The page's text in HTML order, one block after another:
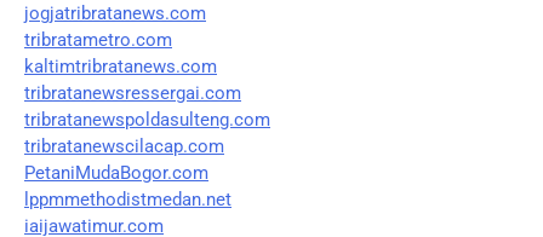
jogjatribratanews.com
tribratametro.com
kaltimtribratanews.com
tribratanewsressergai.com
tribratanewspoldasulteng.com
tribratanewscilacap.com
PetaniMudaBogor.com
lppmmethodistmedan.net
iaijawatimur.com